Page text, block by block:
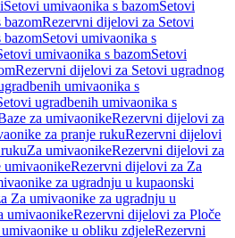
Setovi umivaonika s bazomSetovi
bazomRezervni dijelovi za Setovi
bazomSetovi umivaonika s
umivaonika s bazomSetovi
Rezervni dijelovi za Setovi ugradnog
umivaonika s
ugradbenih umivaonika s
za umivaonikeRezervni dijelovi za
za pranje rukuRezervni dijelovi
Za umivaonikeRezervni dijelovi za
umivaonikeRezervni dijelovi za Za
za ugradnju u kupaonski
Za umivaonike za ugradnju u
umivaonikeRezervni dijelovi za Ploče
u obliku zdjeleRezervni